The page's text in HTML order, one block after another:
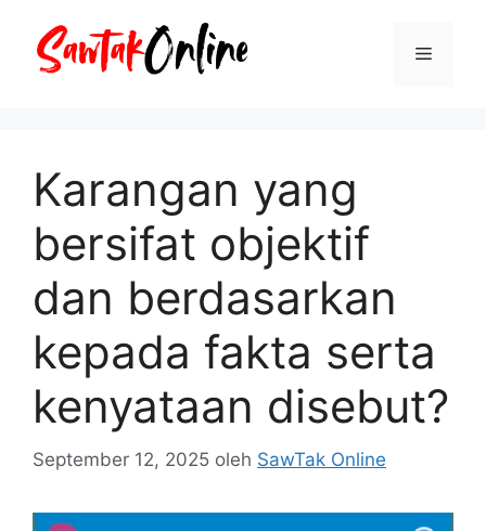
Menu
Karangan yang
bersifat objektif
dan berdasarkan
kepada fakta serta
kenyataan disebut?
September 12, 2025 oleh SawTak Online